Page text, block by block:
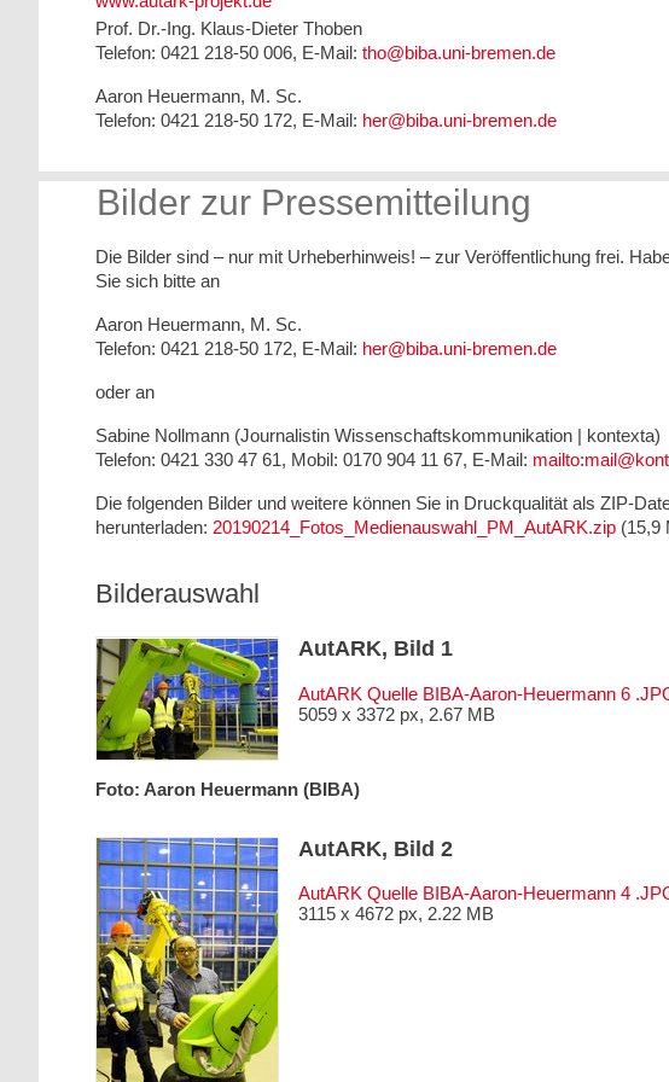
Prof. Dr.-Ing. Klaus-Dieter Thoben
Telefon: 0421 218-50 006, E-Mail: tho@biba.uni-bremen.de
Aaron Heuermann, M. Sc.
Telefon: 0421 218-50 172, E-Mail: her@biba.uni-bremen.de
Bilder zur Pressemitteilung
Die Bilder sind – nur mit Urheberhinweis! – zur Veröffentlichung frei.
Sie sich bitte an
Aaron Heuermann, M. Sc.
Telefon: 0421 218-50 172, E-Mail: her@biba.uni-bremen.de
oder an
Sabine Nollmann (Journalistin Wissenschaftskommunikation | kontexta)
Telefon: 0421 330 47 61, Mobil: 0170 904 11 67, E-Mail: mailto:
Die folgenden Bilder und weitere können Sie in Druckqualität als ZIP-
herunterladen: 20190214_Fotos_Medienauswahl_PM_AutARK.zip(15,9
Bilderauswahl
AutARK, Bild 1
AutARK Quelle BIBA-Aaron-Heuermann 6
5059 x 3372 px, 2.67 MB
Foto: Aaron Heuermann (BIBA)
AutARK, Bild 2
AutARK Quelle BIBA-Aaron-Heuermann 4
3115 x 4672 px, 2.22 MB